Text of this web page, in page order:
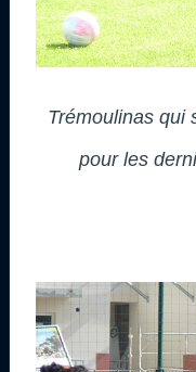
Trémoulinas qui
pour les